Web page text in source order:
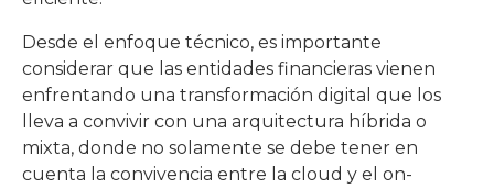
Desde el enfoque técnico, es importante
considerar que las entidades financieras vienen
enfrentando una transformación digital que los
lleva a convivir con una arquitectura híbrida o
mixta, donde no solamente se debe tener en
cuenta la convivencia entre la cloud y el on-